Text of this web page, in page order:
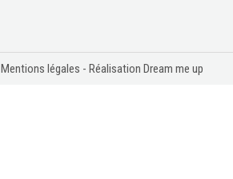
Mentions légales - Réalisation Dream me up